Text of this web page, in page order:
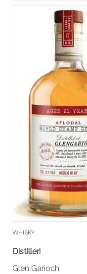
WHISKY
Distilleri
Glen Garioch